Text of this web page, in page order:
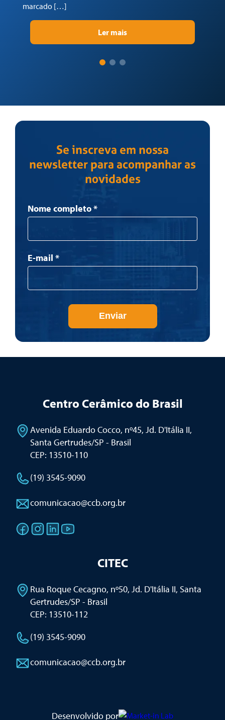
marcado […]
Ler mais
Se inscreva em nossa
newsletter para acompanhar as
novidades
Newsletter
Nome completo*
E-mail *
Enviar
Centro Cerâmico do Brasil
Avenida Eduardo Cocco, nº45, Jd. D'Itália II,
Santa Gertrudes/SP - Brasil
CEP: 13510-110
(19) 3545-9090
comunicacao@ccb.org.br
CITEC
Rua Roque Cecagno, nº50, Jd. D'Itália II, Santa
Gertrudes/SP - Brasil
CEP: 13510-112
(19) 3545-9090
comunicacao@ccb.org.br
Desenvolvido por